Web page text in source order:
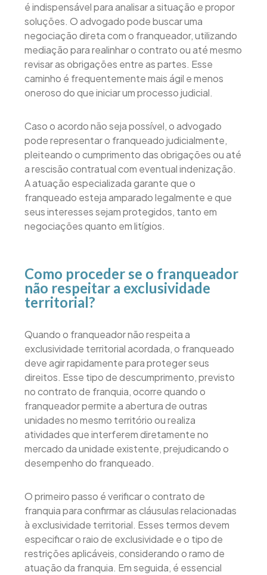
é indispensável para analisar a situação e propor
soluções. O advogado pode buscar uma
negociação direta com o franqueador, utilizando
mediação para realinhar o contrato ou até mesmo
revisar as obrigações entre as partes. Esse
caminho é frequentemente mais ágil e menos
oneroso do que iniciar um processo judicial.
Caso o acordo não seja possível, o advogado
pode representar o franqueado judicialmente,
pleiteando o cumprimento das obrigações ou até
a rescisão contratual com eventual indenização.
A atuação especializada garante que o
franqueado esteja amparado legalmente e que
seus interesses sejam protegidos, tanto em
negociações quanto em litígios.
Como proceder se o franqueador
não respeitar a exclusividade
territorial?
Quando o franqueador não respeita a
exclusividade territorial acordada, o franqueado
deve agir rapidamente para proteger seus
direitos. Esse tipo de descumprimento, previsto
no contrato de franquia, ocorre quando o
franqueador permite a abertura de outras
unidades no mesmo território ou realiza
atividades que interferem diretamente no
mercado da unidade existente, prejudicando o
desempenho do franqueado.
O primeiro passo é verificar o contrato de
franquia para confirmar as cláusulas relacionadas
à exclusividade territorial. Esses termos devem
especificar o raio de exclusividade e o tipo de
restrições aplicáveis, considerando o ramo de
atuação da franquia. Em seguida, é essencial